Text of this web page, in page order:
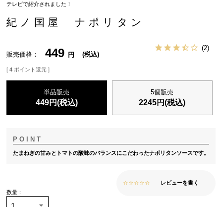
テレビで紹介されました！
紀ノ国屋 ナポリタン
販売価格 449 税込
2
[ 4 ポイント還元 ]
単品販売
449円(税込)
5個販売
2245円(税込)
たまねぎの甘みとトマトの酸味のバランスにこだわったナポリタンソースです。
レビューを書く